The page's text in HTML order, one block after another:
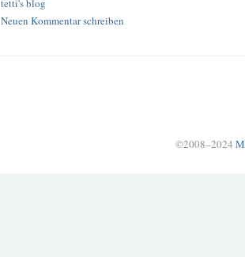
tetti's blog
Neuen Kommentar schreiben
©2008–2024